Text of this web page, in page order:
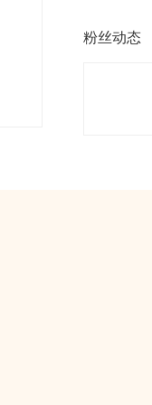
粉丝动态